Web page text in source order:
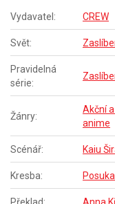
Vydavatel: CREW
Svět:
Pravidelná
série:
Žánry:
Akční
anime
Scénář: Kaiu
Kresba: